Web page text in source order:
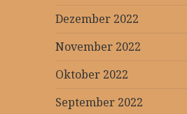
Dezember 2022
November 2022
Oktober 2022
September 2022